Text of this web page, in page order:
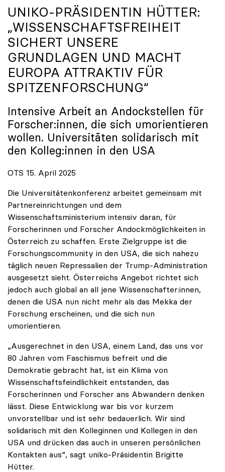
UNIKO-PRÄSIDENTIN HÜTTER:
„WISSENSCHAFTSFREIHEIT
SICHERT UNSERE
GRUNDLAGEN UND MACHT
EUROPA ATTRAKTIV FÜR
SPITZENFORSCHUNG“
Intensive Arbeit an Andockstellen für
Forscher:innen, die sich umorientieren
wollen. Universitäten solidarisch mit
den Kolleg:innen in den USA
OTS 15. April 2025
Die Universitätenkonferenz arbeitet gemeinsam mit
Partnereinrichtungen und dem
Wissenschaftsministerium intensiv daran, für
Forscherinnen und Forscher Andockmöglichkeiten in
Österreich zu schaffen. Erste Zielgruppe ist die
Forschungscommunity in den USA, die sich nahezu
täglich neuen Repressalien der Trump-Administration
ausgesetzt sieht. Österreichs Angebot richtet sich
jedoch auch global an all jene Wissenschafter:innen,
denen die USA nun nicht mehr als das Mekka der
Forschung erscheinen, und die sich nun
umorientieren.
„Ausgerechnet in den USA, einem Land, das uns vor
80 Jahren vom Faschismus befreit und die
Demokratie gebracht hat, ist ein Klima von
Wissenschaftsfeindlichkeit entstanden, das
Forscherinnen und Forscher ans Abwandern denken
lässt. Diese Entwicklung war bis vor kurzem
unvorstellbar und ist sehr bedauerlich. Wir sind
solidarisch mit den Kolleginnen und Kollegen in den
USA und drücken das auch in unseren persönlichen
Kontakten aus“, sagt uniko-Präsidentin Brigitte
Hütter.